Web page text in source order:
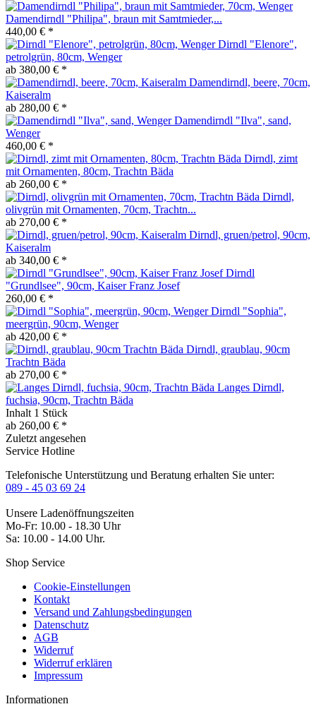
Damendirndl "Philipa", braun mit Samtmieder,...
440,00 € *
Dirndl "Elenore",
petrolgrün, 80cm, Wenger
ab 380,00 € *
Damendirndl, beere, 70cm,
Kaiseralm
ab 280,00 € *
Damendirndl "Ilva", sand,
Wenger
460,00 € *
Dirndl, zimt
mit Ornamenten, 80cm, Trachtn Bäda
ab 260,00 € *
Dirndl,
olivgrün mit Ornamenten, 70cm, Trachtn...
ab 270,00 € *
Dirndl, gruen/petrol, 90cm,
Kaiseralm
ab 340,00 € *
Dirndl
"Grundlsee", 90cm, Kaiser Franz Josef
260,00 € *
Dirndl "Sophia",
meergrün, 90cm, Wenger
ab 420,00 € *
Dirndl, graublau, 90cm
Trachtn Bäda
ab 270,00 € *
Langes Dirndl,
fuchsia, 90cm, Trachtn Bäda
Inhalt 1 Stück
ab 260,00 € *
Zuletzt angesehen
Service Hotline
Telefonische Unterstützung und Beratung erhalten Sie unter:
089 - 45 03 69 24
Unsere Ladenöffnungszeiten
Mo-Fr: 10.00 - 18.30 Uhr
Sa: 10.00 - 14.00 Uhr.
Shop Service
Cookie-Einstellungen
Kontakt
Versand und Zahlungsbedingungen
Datenschutz
AGB
Widerruf
Widerruf erklären
Impressum
Informationen